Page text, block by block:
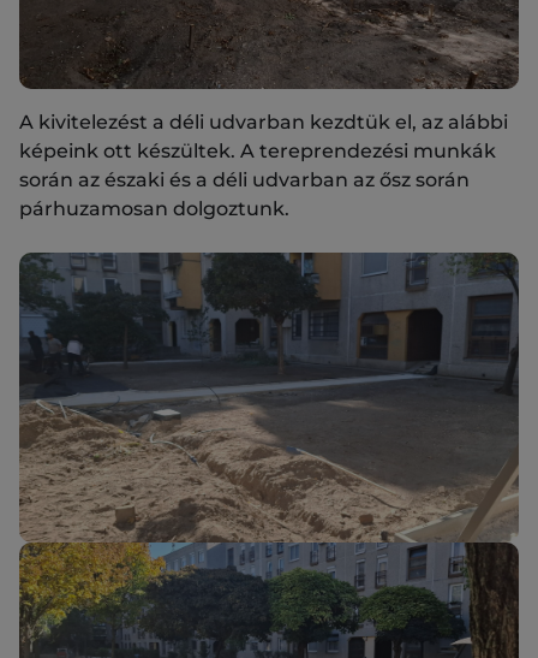
A kivitelezést a déli udvarban kezdtük el, az alábbi
képeink ott készültek. A tereprendezési munkák
során az északi és a déli udvarban az ősz során
párhuzamosan dolgoztunk.